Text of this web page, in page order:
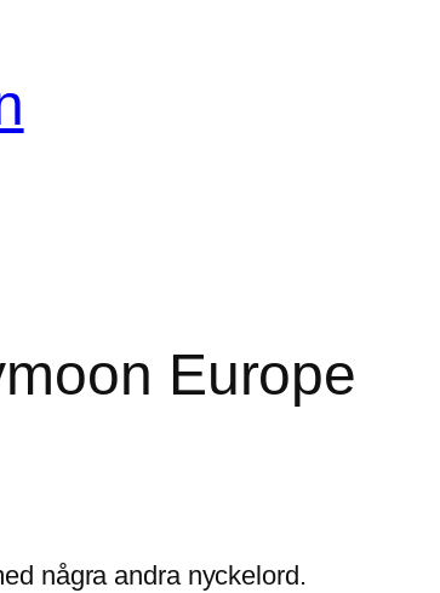
Europe
några andra nyckelord.